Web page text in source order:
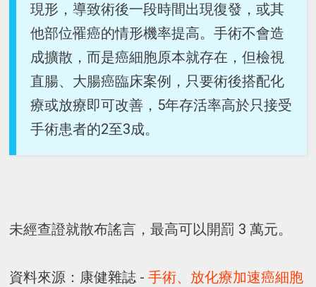
現形，導致術後一段時間出現復發，或其
他部位罹癌的情形機率提高。手術不會造
成擴散，而是癌細胞原本就存在，但檢視
直腸、大腸癌臨床案例，只要術後搭配化
療或放療即可改善，5年存活率高於只接受
手術患者的2至3成。
未經查證就散布謠言，最高可以開罰 3 萬元。
資料來源：康健雜誌 -手術、放化療加速癌細胞